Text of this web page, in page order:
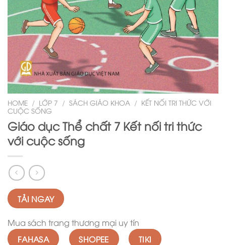
HOME / LỚP 7 / SÁCH GIÁO KHOA / KẾT NỐI TRI THỨC VỚI
CUỘC SỐNG
Giáo dục Thể chất 7 Kết nối tri thức
với cuộc sống
TẢI NGAY
Mua sách trang thương mại uy tín
FAHASA SHOPEE TIKI